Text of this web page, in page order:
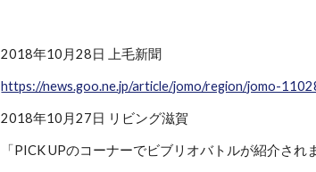
2018年10月28日 上毛新聞
https://news.goo.ne.jp/article/jomo/region/jomo-
2018年10月27日 リビング滋賀
「PICK UPのコーナーでビブリオバトルが紹介され